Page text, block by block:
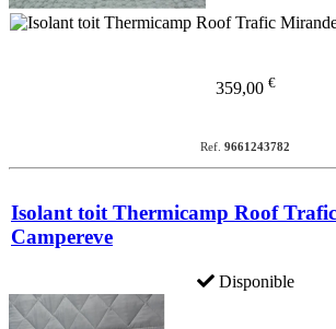
359,00 €
Ref. 9661243782
Isolant toit Thermicamp Roof
Campereve
Disponible